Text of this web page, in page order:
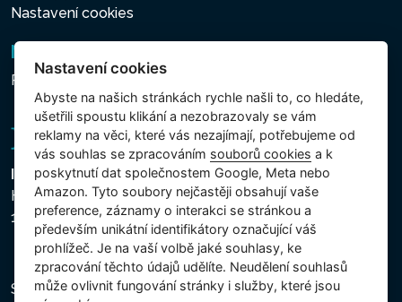
Nastavení cookies
Newsletter
Přihlášení k odběru novinek
Intex Trading, s.r.o.
Hradecká 2526/3
130 00 Praha 3 - Česká republika
Společnost je zapsána u Městského soudu v Praze,
Nastavení cookies
Abyste na našich stránkách rychle našli to, co hledáte,
ušetřili spoustu klikání a nezobrazovaly se vám
reklamy na věci, které vás nezajímají, potřebujeme od
vás souhlas se zpracováním souborů cookies a k
poskytnutí dat společnostem Google, Meta nebo
Amazon. Tyto soubory nejčastěji obsahují vaše
preference, záznamy o interakci se stránkou a
především unikátní identifikátory označující váš
prohlížeč. Je na vaší volbě jaké souhlasy, ke
zpracování těchto údajů udělíte. Neudělení souhlasů
může ovlivnit fungování stránky i služby, které jsou